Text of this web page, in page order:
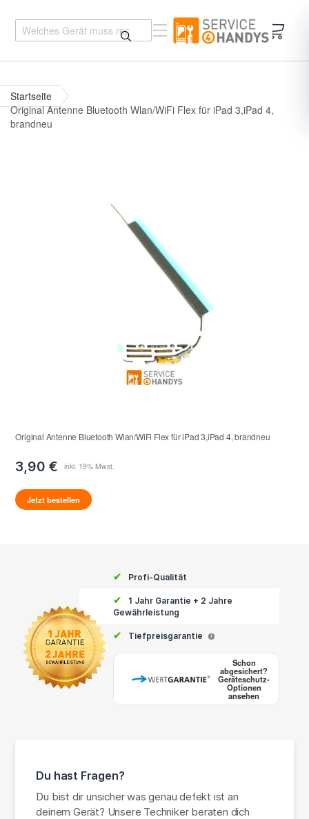
Startseite
Original Antenne Bluetooth Wlan/WiFi Flex für iPad 3,iPad 4,
brandneu
Original Antenne Bluetooth Wlan/WiFi Flex für iPad 3,iPad 4, brandneu
3,90 €
Jetzt bestellen
✔ Profi-Qualität
✔
1 Jahr Garantie + 2 Jahre
Gewährleistung
✔ Tiefpreisgarantie i
Schon
abgesichert?
Geräteschutz-
Optionen
ansehen
Du hast Fragen?
Du bist dir unsicher was genau defekt ist an
deinem Gerät? Unsere Techniker beraten dich